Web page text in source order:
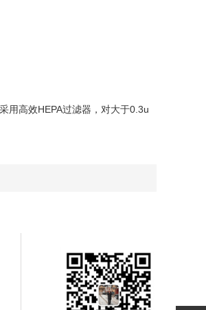
用高效HEPA过滤器，对大于0.3u